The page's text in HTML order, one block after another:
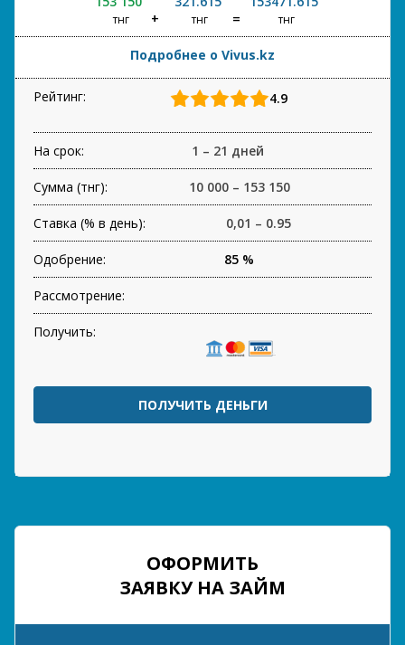
тнг тнг тнг
Подробнее о Vivus.kz
Рейтинг: 4.9
На срок: 1 – 21 дней
Сумма (тнг): 10 000 – 153 150
Ставка (% в день): 0,01 – 0.95
Одобрение: 85 %
Рассмотрение:
Получить:
ПОЛУЧИТЬ ДЕНЬГИ
ОФОРМИТЬ
ЗАЯВКУ НА ЗАЙМ